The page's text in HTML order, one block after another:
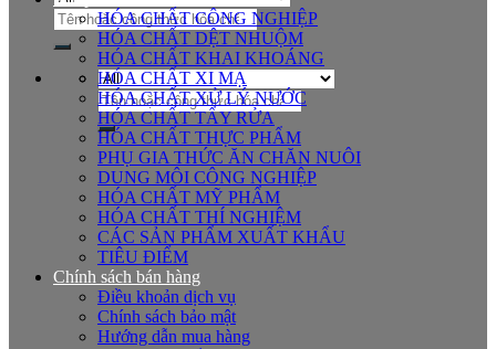
Tìm
kiếm:
Tìm
kiếm:
HÓA CHẤT CÔNG NGHIỆP
HÓA CHẤT DỆT NHUỘM
HÓA CHẤT KHAI KHOÁNG
HÓA CHẤT XI MẠ
HÓA CHẤT XỬ LÝ NƯỚC
HÓA CHẤT TẨY RỬA
HÓA CHẤT THỰC PHẨM
PHỤ GIA THỨC ĂN CHĂN NUÔI
DUNG MÔI CÔNG NGHIỆP
HÓA CHẤT MỸ PHẨM
HÓA CHẤT THÍ NGHIỆM
CÁC SẢN PHẨM XUẤT KHẨU
TIÊU ĐIỂM
Chính sách bán hàng
Điều khoản dịch vụ
Chính sách bảo mật
Hướng dẫn mua hàng